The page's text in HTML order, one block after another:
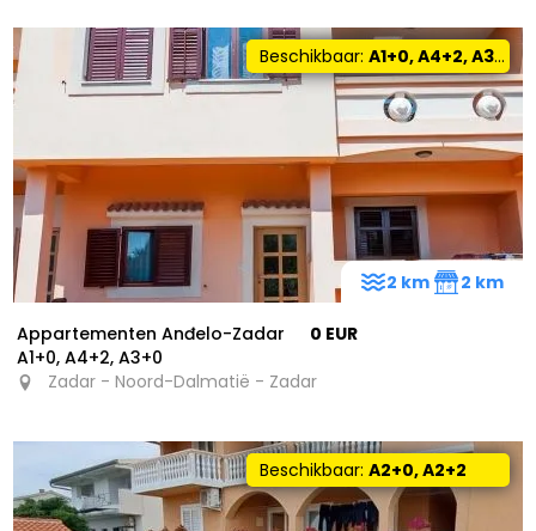
Beschikbaar:A1+0, A4+2, A3+0
Appartementen Anđelo-Zadar
A1+0, A4+2, A3+0
0 EUR
Zadar - Noord-Dalmatië - Zadar
2 km 2 km
Beschikbaar:A2+0, A2+2